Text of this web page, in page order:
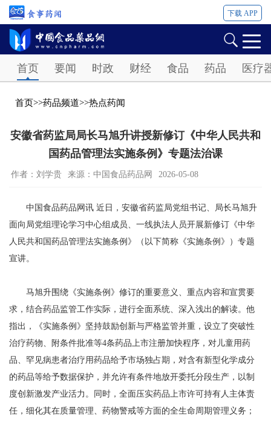
下载 APP
首页 要闻 时政 财经 食品 药品 医疗
首页>>药品频道>>热点药闻
安徽省药监局局长马旭升讲授新修订《中华人民共和
国药品管理法实施条例》专题法治课
作者：刘学贵 来源：中国食品药品网 2026-05-08
中国食品药品网讯 近日，安徽省药监局党组书记、局长马旭升
面向局党组理论学习中心组成员、一线执法人员开展新修订《中华
人民共和国药品管理法实施条例》（以下简称《实施条例》）专题
宣讲。
马旭升围绕《实施条例》修订的重要意义、重点内容和宣贯要
求，结合药品监管工作实际，进行全面系统、深入浅出的解读。他
指出，《实施条例》坚持鼓励创新与严格监管并重，设立了突破性
治疗药物、附条件批准等4条药品上市注册加快程序，对儿童用药
品、罕见病患者治疗用药品给予市场独占期，对含有新型化学成分
的药品等给予数据保护，并允许有条件地放开委托分段生产，以制
度创新激发产业活力。同时，全面压实药品上市许可持有人主体责
任，细化其在质量管理、药物警戒等方面的全生命周期管理义务；